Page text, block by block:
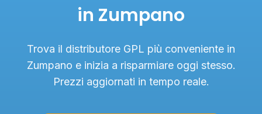
in Zumpano
Trova il distributore GPL più conveniente in
Zumpano e inizia a risparmiare oggi stesso.
Prezzi aggiornati in tempo reale.